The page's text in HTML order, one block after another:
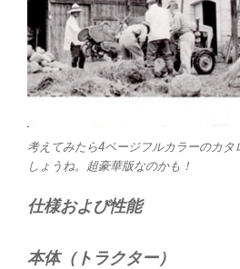
考えてみたら4ページフルカラーのカ
しょうね。超豪華版なのかも！
仕様および性能
本体（トラクター）